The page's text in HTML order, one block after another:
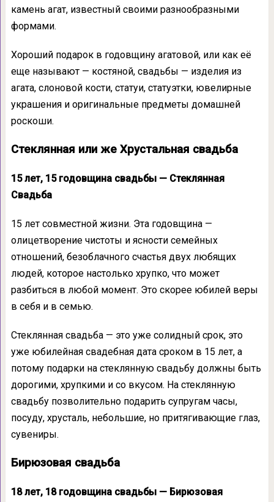
камень агат, известный своими разнообразными
формами.
Хороший подарок в годовщину агатовой, или как её
еще называют — костяной, свадьбы — изделия из
агата, слоновой кости, статуи, статуэтки, ювелирные
украшения и оригинальные предметы домашней
роскоши.
Стеклянная или же Хрустальная свадьба
15 лет, 15 годовщина свадьбы — Стеклянная
Свадьба
15 лет совместной жизни. Эта годовщина —
олицетворение чистоты и ясности семейных
отношений, безоблачного счастья двух любящих
людей, которое настолько хрупко, что может
разбиться в любой момент. Это скорее юбилей веры
в себя и в семью.
Стеклянная свадьба — это уже солидный срок, это
уже юбилейная свадебная дата сроком в 15 лет, а
потому подарки на стеклянную свадьбу должны быть
дорогими, хрупкими и со вкусом. На стеклянную
свадьбу позволительно подарить супругам часы,
посуду, хрусталь, небольшие, но притягивающие глаз,
сувениры.
Бирюзовая свадьба
18 лет, 18 годовщина свадьбы — Бирюзовая